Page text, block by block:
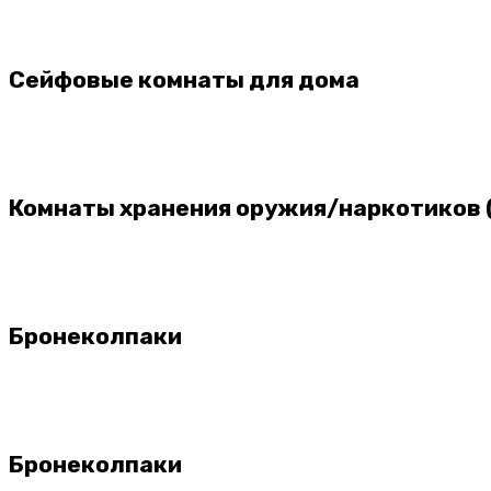
Сейфовые комнаты для дома
Комнаты хранения оружия/
Бронеколпаки
Бронеколпаки